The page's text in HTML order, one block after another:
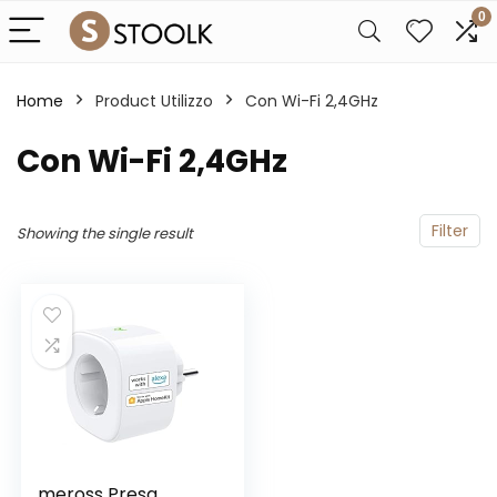
0
Home Product Utilizzo ‎Con Wi-Fi 2,4GHz
‎Con Wi-Fi 2,4GHz
Filter
Showing the single result